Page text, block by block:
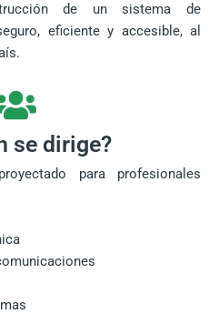
de un sistema de
eficiente y accesible, al
se dirige?
para profesionales